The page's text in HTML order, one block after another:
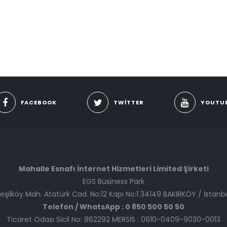
FACEBOOK TWITTER
Mahalle Esnafı İnternet Hizmetleri Limited Şirketi
EGS Business Park
Mah. Atatürk Cad. No:12 Kapı No:1 34149 BAKIRKÖY /
Telefon / WhatsApp : 0 850 500 50 50
Ticaret Odası Sicil No: 862292 MERSİS : 0610-0409-9030-0013